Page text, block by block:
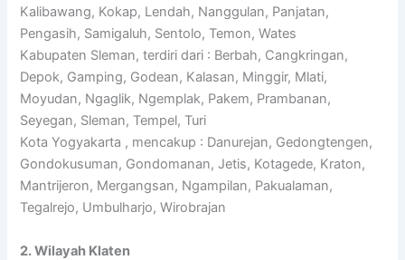
Kalibawang, Kokap, Lendah, Nanggulan, Panjatan,
Pengasih, Samigaluh, Sentolo, Temon, Wates
Kabupaten Sleman, terdiri dari : Berbah, Cangkringan,
Depok, Gamping, Godean, Kalasan, Minggir, Mlati,
Moyudan, Ngaglik, Ngemplak, Pakem, Prambanan,
Seyegan, Sleman, Tempel, Turi
Kota Yogyakarta , mencakup : Danurejan, Gedongtengen,
Gondokusuman, Gondomanan, Jetis, Kotagede, Kraton,
Mantrijeron, Mergangsan, Ngampilan, Pakualaman,
Tegalrejo, Umbulharjo, Wirobrajan
2. Wilayah Klaten